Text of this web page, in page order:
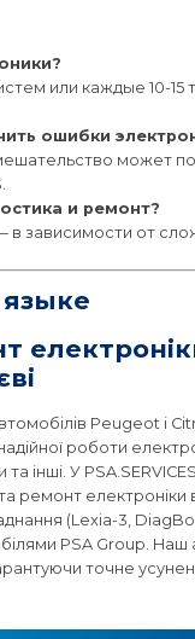
или каждые 10-15
ошибки
может
и ремонт?
в зависимости от
Peugeot і
роботи
інші. У
ремонт електроніки
(Lexia-3,
PSA Group. Наш
точне